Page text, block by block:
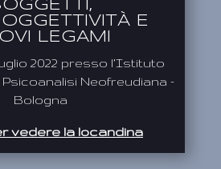
E
LEGAMI
2022 presso l’Istituto
Neofreudiana –
Bologna
vedere la locandina